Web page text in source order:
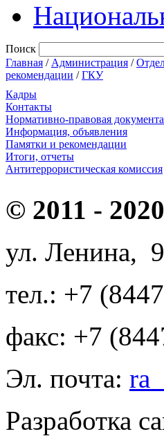
Поиск
Главная / Администрация /
рекомендации /ГКУ
Кадры
Контакты
Нормативно-правовая
Информация, объявления
Памятки и рекомендации
Итоги, отчеты
Антитеррористическая комиссия
© 2011 -
ул. Ленина, 9
тел.: +7
факс: +7
Эл. почта:
Разработка